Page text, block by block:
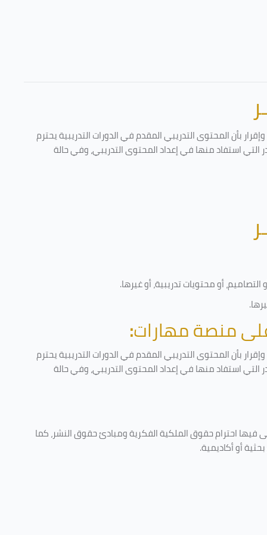
بأن المحتوى التدريبي المقدم في الدورات التدريبية يحترم
التي استفاد منها في إعداد المحتوى التدريبي، وفي حالة
أو محتويات تدريبية، أو غيرها.
.
على منصة مهارات:
بأن المحتوى التدريبي المقدم في الدورات التدريبية يحترم
التي استفاد منها في إعداد المحتوى التدريبي، وفي حالة
احترام حقوق الملكية الفكرية ومبادئ حقوق النشر، كما
أو أكاديمية.